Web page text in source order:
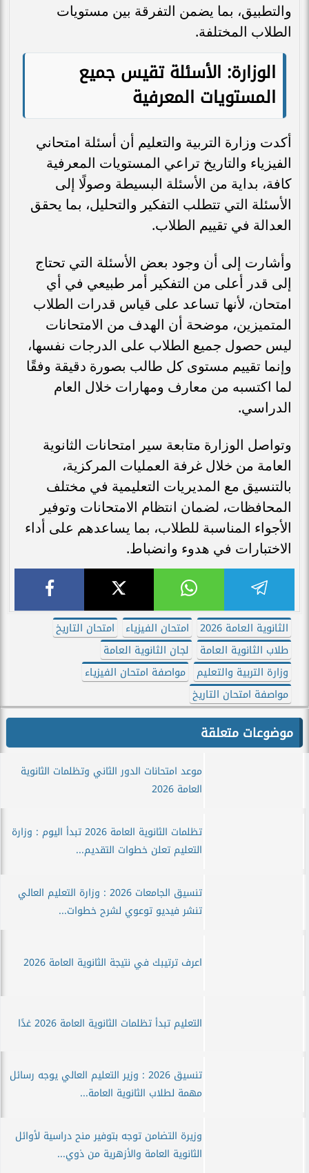
والتطبيق، بما يضمن التفرقة بين مستويات
الطلاب المختلفة.
الوزارة: الأسئلة تقيس جميع
المستويات المعرفية
أكدت وزارة التربية والتعليم أن أسئلة امتحاني
الفيزياء والتاريخ تراعي المستويات المعرفية
كافة، بداية من الأسئلة البسيطة وصولًا إلى
الأسئلة التي تتطلب التفكير والتحليل، بما يحقق
العدالة في تقييم الطلاب.
وأشارت إلى أن وجود بعض الأسئلة التي تحتاج
إلى قدر أعلى من التفكير أمر طبيعي في أي
امتحان، لأنها تساعد على قياس قدرات الطلاب
المتميزين، موضحة أن الهدف من الامتحانات
ليس حصول جميع الطلاب على الدرجات نفسها،
وإنما تقييم مستوى كل طالب بصورة دقيقة وفقًا
لما اكتسبه من معارف ومهارات خلال العام
الدراسي.
وتواصل الوزارة متابعة سير امتحانات الثانوية
العامة من خلال غرفة العمليات المركزية،
بالتنسيق مع المديريات التعليمية في مختلف
المحافظات، لضمان انتظام الامتحانات وتوفير
الأجواء المناسبة للطلاب، بما يساعدهم على أداء
الاختبارات في هدوء وانضباط.
الثانوية العامة 2026 امتحان الفيزياء
امتحان التاريخ
طلاب الثانوية العامة
لجان الثانوية العامة
وزارة التربية والتعليم
مواصفة امتحان الفيزياء
مواصفة امتحان التاريخ
موضوعات متعلقة
موعد امتحانات الدور الثاني وتظلمات الثانوية
العامة 2026
تظلمات الثانوية العامة 2026 تبدأ اليوم : وزارة
التعليم تعلن خطوات التقديم...
تنسيق الجامعات 2026 : وزارة التعليم العالي
تنشر فيديو توعوي لشرح خطوات...
اعرف ترتيبك في نتيجة الثانوية العامة 2026
التعليم تبدأ تظلمات الثانوية العامة 2026 غدًا
تنسيق 2026 : وزير التعليم العالي يوجه رسائل
مهمة لطلاب الثانوية العامة...
وزيرة التضامن توجه بتوفير منح دراسية لأوائل
الثانوية العامة والأزهرية من ذوي...